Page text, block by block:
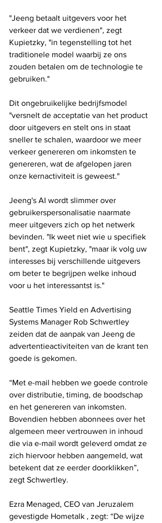
"Jeeng betaalt uitgevers voor het
verkeer dat we verdienen", zegt
Kupietzky, "in tegenstelling tot het
traditionele model waarbij ze ons
zouden betalen om de technologie te
gebruiken."
Dit ongebruikelijke bedrijfsmodel
"versnelt de acceptatie van het product
door uitgevers en stelt ons in staat
sneller te schalen, waardoor we meer
verkeer genereren om inkomsten te
genereren, wat de afgelopen jaren
onze kernactiviteit is geweest."
Jeeng's AI wordt slimmer over
gebruikerspersonalisatie naarmate
meer uitgevers zich op het netwerk
bevinden. "Ik weet niet wie u specifiek
bent", zegt Kupietzky, "maar ik volg uw
interesses bij verschillende uitgevers
om beter te begrijpen welke inhoud
voor u het interessantst is."
Seattle Times Yield en Advertising
Systems Manager Rob Schwertley
zeiden dat de aanpak van Jeeng de
advertentieactiviteiten van de krant ten
goede is gekomen.
“Met e-mail hebben we goede controle
over distributie, timing, de boodschap
en het genereren van inkomsten.
Bovendien hebben abonnees over het
algemeen meer vertrouwen in inhoud
die via e-mail wordt geleverd omdat ze
zich hiervoor hebben aangemeld, wat
betekent dat ze eerder doorklikken”,
zegt Schwertley.
Ezra Menaged, CEO van Jeruzalem
gevestigde Hometalk , zegt: “De wijze